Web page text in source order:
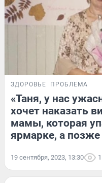
ЗДОРОВЬЕ ПРОБЛЕМА
«Таня, у нас
хочет наказать
мамы, которая
ярмарке, а
19 сентября, 2023, 13:30